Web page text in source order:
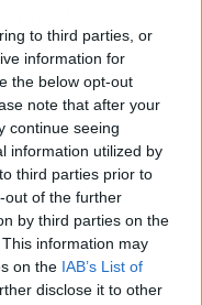
to third parties, or
information for
the below opt-out
note that after your
continue seeing
information utilized by
third parties prior to
out of the further
by third parties on the
information may
on the IAB’s List of
disclose it to other
parte de las
a la